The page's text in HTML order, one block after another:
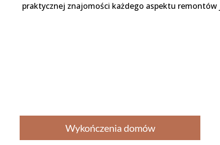
praktycznej znajomości każdego aspektu
Wykończenia domów